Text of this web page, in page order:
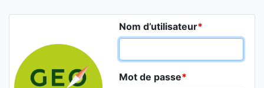
Nom d’utilisateur*
Mot de passe*